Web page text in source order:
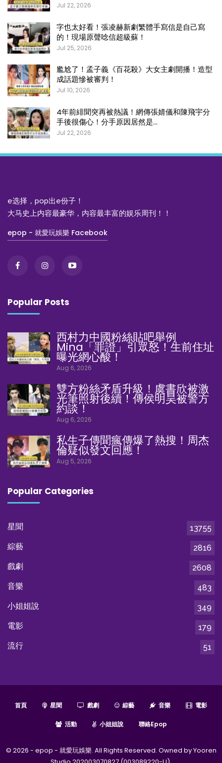
Jul 22, 2026
字也太好看！張凌赫新劇繁體手寫信是自己寫
的！現場原聲唸信超級蘇！
Jul 25, 2026
尷尬了！孟子義《百花殺》大女主劇開播！造型
成話題慘被審判！
Jul 10, 2026
4年前緋聞突再被熱議！網傳張婧儀和陳飛宇分
手後很傷心！分手原因居然是…
Jul 22, 2026
e选择，pop出e份子！
大马史上内容最豪华，内容最丰富的娱乐周刊！！
epop - 就愛玩娛樂 Facebook
Popular Posts
西村力中國粉絲貼吧舉例
Mina「罪證」引眾怒！生前住址
曝光網心酸！
Aug 6, 2026
雙方粉絲矛盾升級！虞書欣被激
光筆照射後續！傳侯明昊被警方
約談！
Aug 6, 2026
私生子傳聞瘋傳爆了熱搜！周杰
倫疑似發文回應！
Aug 5, 2026
Popular Categories
星聞
13755
綜藝
2816
戲劇
2608
音樂
483
小姐姐說
349
電影
179
流行
51
首頁 星聞 戲劇 綜藝 音樂 電影
活動 小姐姐說 聯絡epop
© 2026 - epop - 就愛玩娛樂. All Rights Reserved. Owned by Yooren